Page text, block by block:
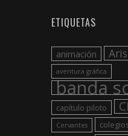
ETIQUETAS
animación
aventura gráfica
banda
capítulo piloto
Cervantes